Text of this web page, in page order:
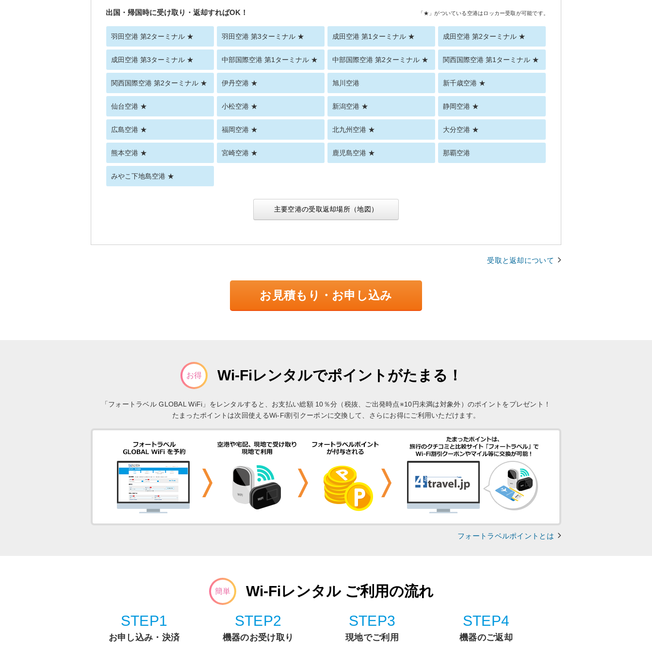
出国・帰国時に受け取り・返却すればOK！ 「★」がついている空港はロッカー受取が可能です。
羽田空港 第2ターミナル ★ 羽田空港 第3ターミナル ★ 成田空港 第1ターミナル ★ 成田空港 第2ターミナル ★
成田空港 第3ターミナル ★ 中部国際空港 第1ターミナル ★ 中部国際空港 第2ターミナル ★ 関西国際空港 第1ターミナル ★
関西国際空港 第2ターミナル ★ 伊丹空港 ★ 旭川空港 新千歳空港 ★
仙台空港 ★ 小松空港 ★ 新潟空港 ★ 静岡空港 ★
広島空港 ★ 福岡空港 ★ 北九州空港 ★ 大分空港 ★
熊本空港 ★ 宮崎空港 ★ 鹿児島空港 ★ 那覇空港
みやこ下地島空港 ★
主要空港の受取返却場所（地図）
受取と返却について
お見積もり・お申し込み
お得 Wi-Fiレンタルでポイントがたまる！
「フォートラベル GLOBAL WiFi」をレンタルすると、お支払い総額 10％分（税抜、ご出発時点※10円未満は対象外）のポイントをプレゼント！
たまったポイントは次回使えるWi-Fi割引クーポンに交換して、さらにお得にご利用いただけます。
フォートラベルポイントとは
簡単
Wi-Fiレンタル ご利用の流れ
STEP1
お申し込み・決済
STEP2
機器のお受け取り
STEP3
現地でご利用
STEP4
機器のご返却